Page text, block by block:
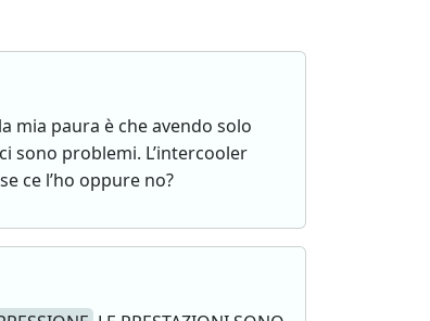
mia paura è che avendo solo
sono problemi. L’intercooler
ce l’ho oppure no?